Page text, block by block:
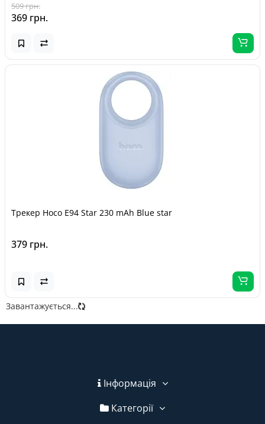
509 грн.
369 грн.
Трекер Hoco E94 Star 230 mAh Blue star
379 грн.
Завантажується...
Інформація
Категорії